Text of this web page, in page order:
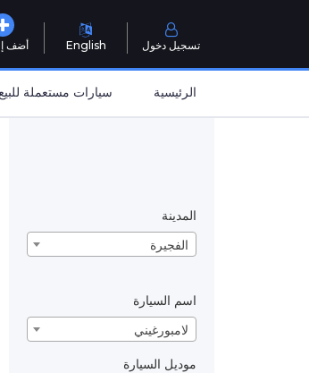
أضف English تسجيل دخول
الرئيسية سيارات مستعملة للبيع
المدينة
الفجيرة
اسم السيارة
لامبورغيني
موديل السيارة